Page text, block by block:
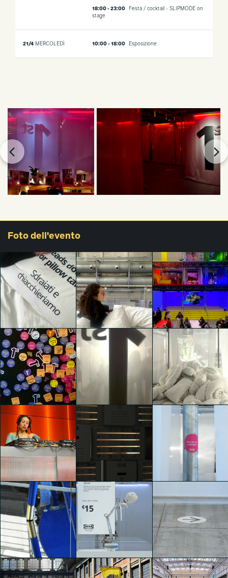
18:00 - 23:00
Festa / cocktail - SLIPMODE on
stage
21/4 MERCOLEDÌ 10:00 - 18:00 Esposizione
Foto dell'evento
1st (First)
Denise Sabrina
Timis
1st (First)
Denise Sabrina
1st (First)
Denise Sabrina
Timis
1st (First)
Denise Sabrina
1st (First)
Denise Sabrina
Timis
1st (First)
Denise Sabrina
1st (First)
Sabrin Chougui
1st (First)
Elisa Schembri
1st (First)
Elisa Schembri